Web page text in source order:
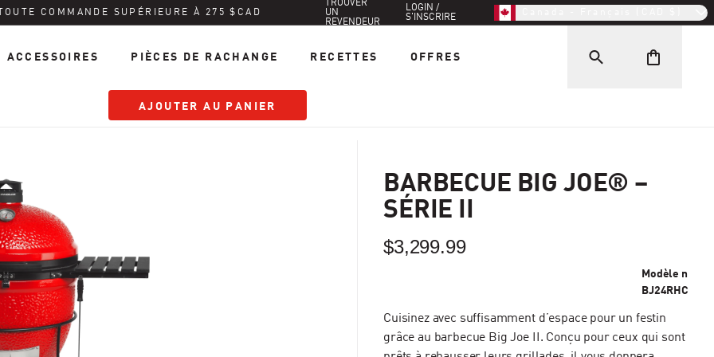
COMMANDE SUPÉRIEURE À 275 $CAD
TROUVER
UN
REVENDEUR
LOGIN /
S'INSCRIRE
ACCESSOIRES PIÈCES DE RACHANGE RECETTES OFFRES
AJOUTER AU PANIER
AJOUTER AU PANIER
BARBECUE BIG JOE® –
SÉRIE II
$3,299.99
Modèle n
BJ24RHC
Cuisinez avec suffisamment d’espace pour un festin
grâce au barbecue Big Joe II. Conçu pour ceux qui sont